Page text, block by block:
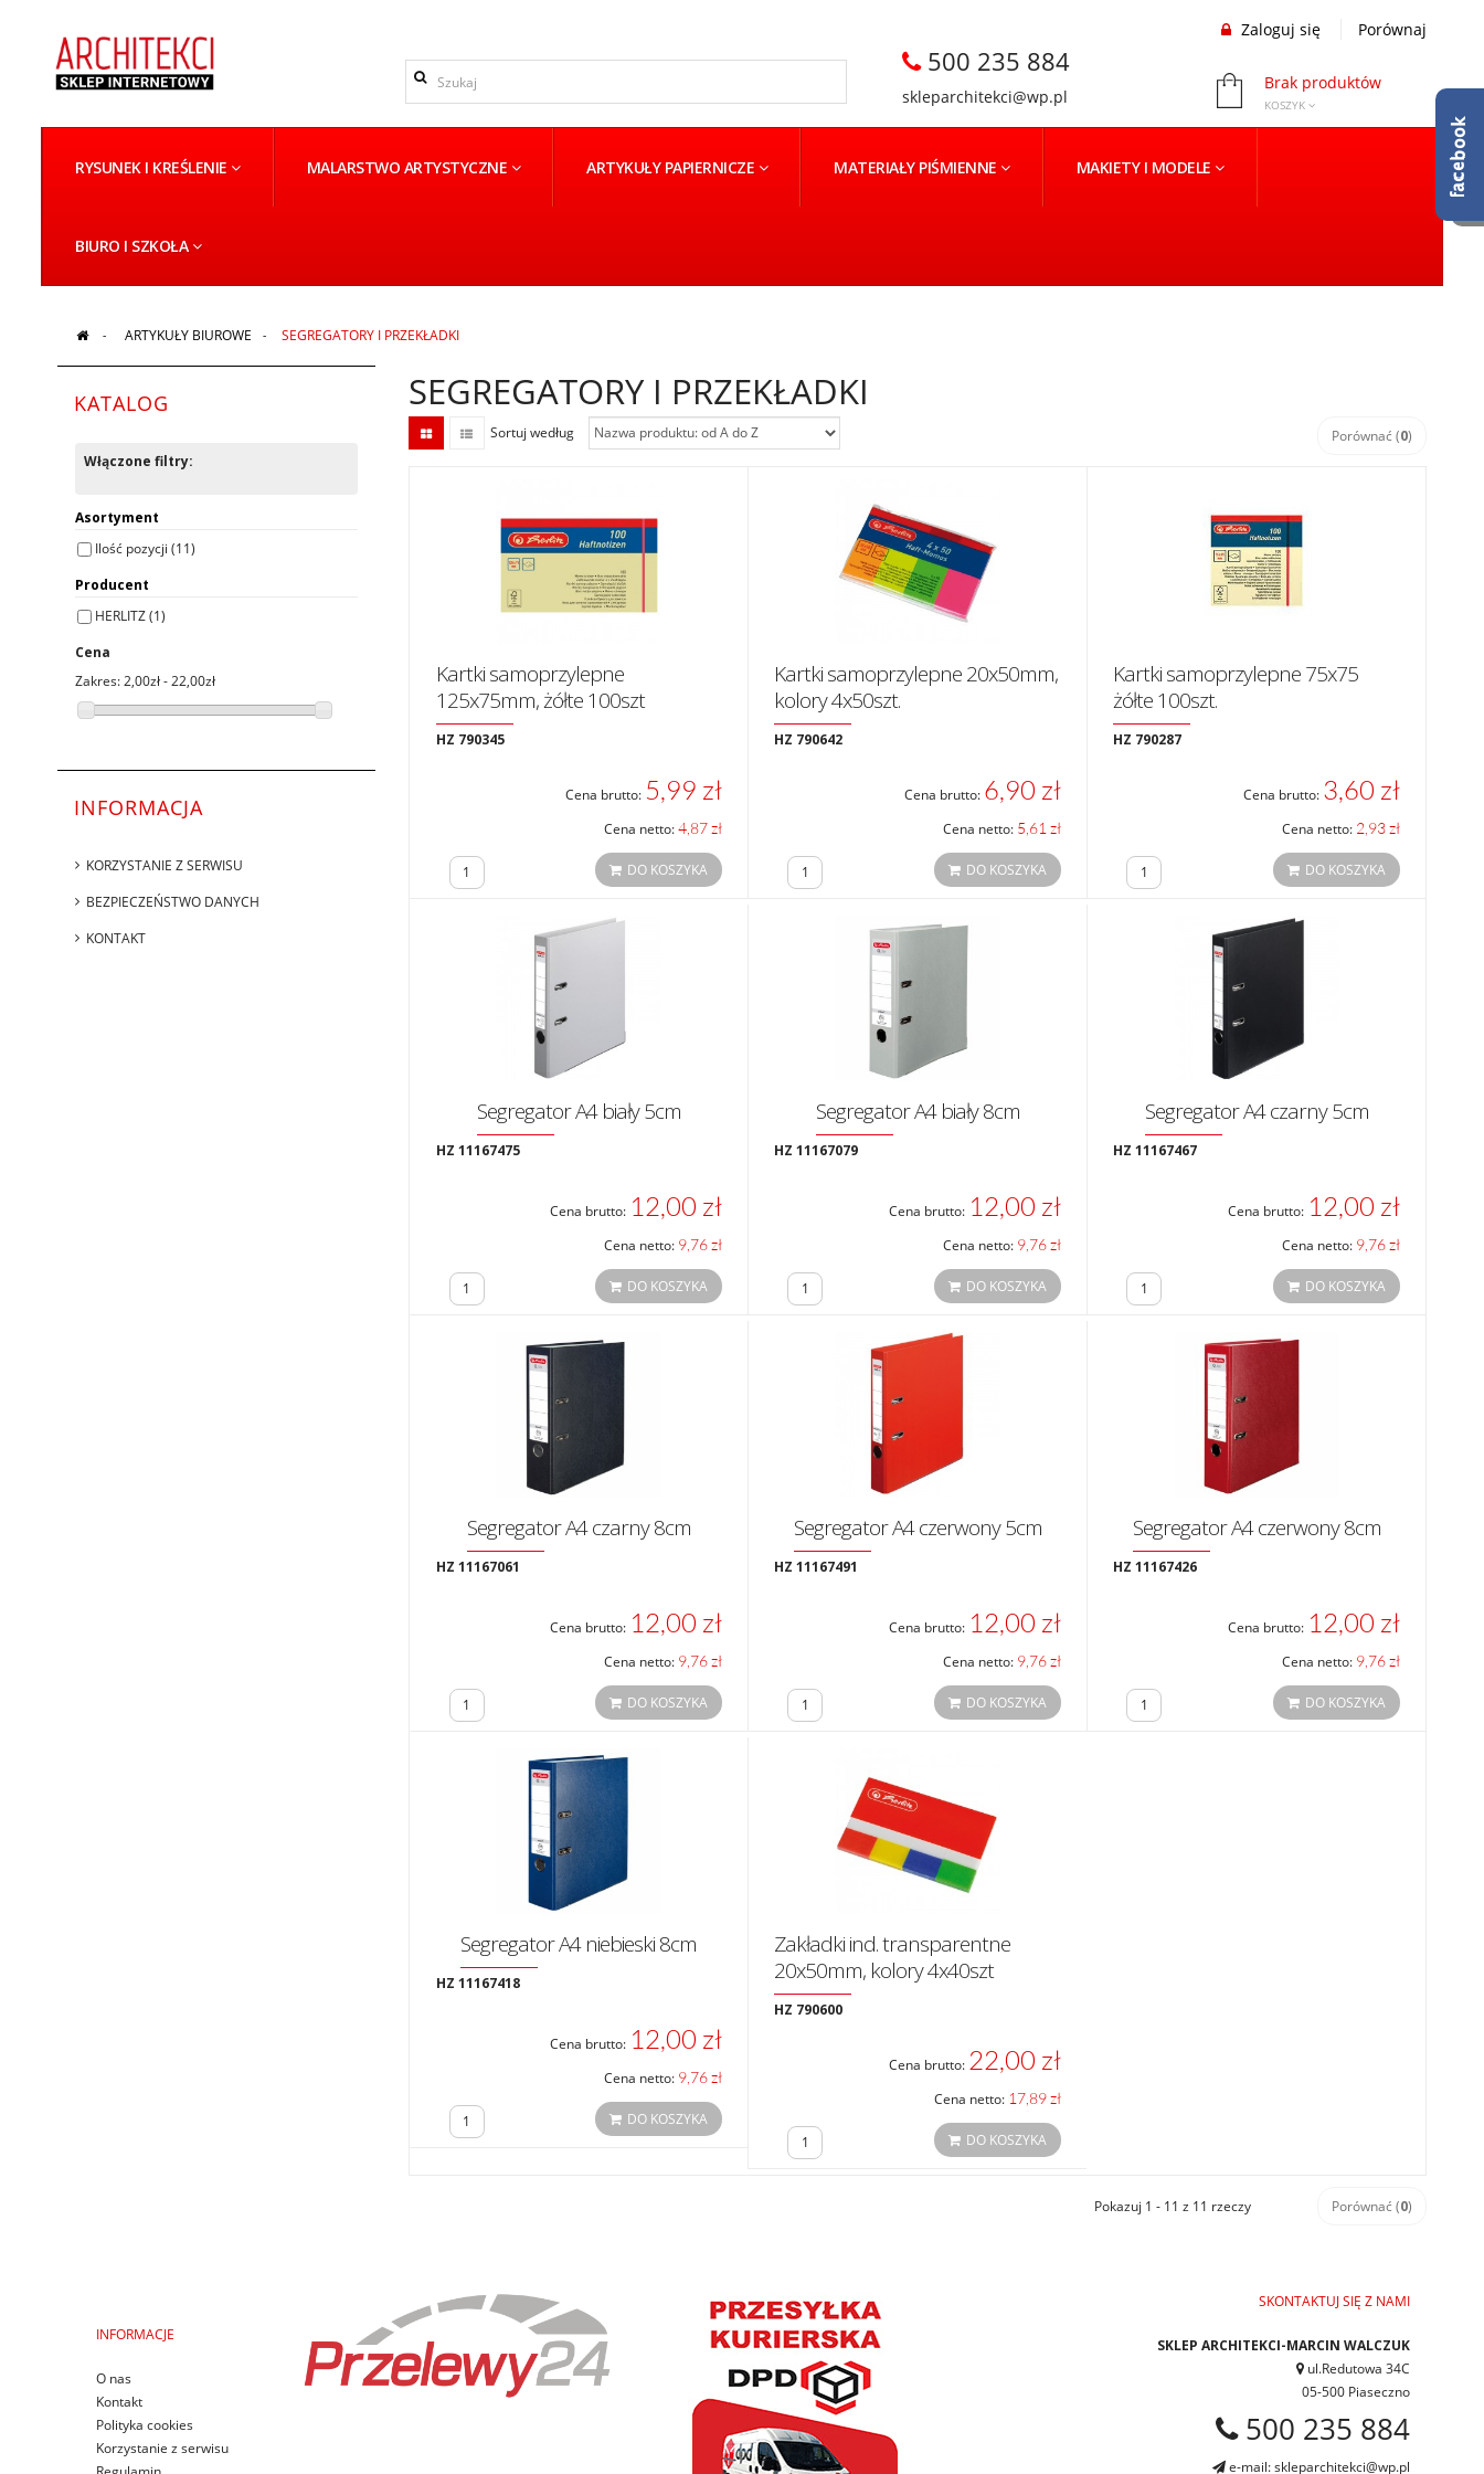
500 235 884
skleparchitekci@wp.pl
Zaloguj się Porównaj
Brak produktów
KOSZYK
RYSUNEK I KREŚLENIE MALARSTWO ARTYSTYCZNE ARTYKUŁY PAPIERNICZE MATERIAŁY PIŚMIENNE MAKIETY I MODELE
BIURO I SZKOŁA
> ARTYKUŁY BIUROWE > SEGREGATORY I PRZEKŁADKI
KATALOG
Włączone filtry:
Asortyment
Ilość pozycji (11)
Producent
HERLITZ(1)
Cena
Zakres:2,00zł - 22,00zł
INFORMACJA
KORZYSTANIE Z SERWISU
BEZPIECZEŃSTWO DANYCH
KONTAKT
SEGREGATORY I PRZEKŁADKI
Sortuj według Porównać (0)
Kartki samoprzylepne
125x75mm, żółte 100szt
HZ 790345
Cena brutto: 5,99 zł
Cena netto:4,87 zł
DO KOSZYKA
Kartki samoprzylepne 20x50mm,
kolory 4x50szt.
HZ 790642
Cena brutto: 6,90 zł
Cena netto: 5,61 zł
DO KOSZYKA
Kartki samoprzylepne 75x75
żółte 100szt.
HZ 790287
Cena brutto: 3,60 zł
Cena netto: 2,93 zł
DO KOSZYKA
Segregator A4 biały 5cm
HZ 11167475
Cena brutto: 12,00 zł
Cena netto: 9,76 zł
DO KOSZYKA
Segregator A4 biały 8cm
HZ 11167079
Cena brutto: 12,00 zł
Cena netto: 9,76 zł
DO KOSZYKA
Segregator A4 czarny 5cm
HZ 11167467
Cena brutto: 12,00 zł
Cena netto: 9,76 zł
DO KOSZYKA
Segregator A4 czarny 8cm
HZ 11167061
Cena brutto: 12,00 zł
Cena netto: 9,76 zł
DO KOSZYKA
Segregator A4 czerwony 5cm
HZ 11167491
Cena brutto: 12,00 zł
Cena netto: 9,76 zł
DO KOSZYKA
Segregator A4 czerwony 8cm
HZ 11167426
Cena brutto: 12,00 zł
Cena netto: 9,76 zł
DO KOSZYKA
Segregator A4 niebieski 8cm
HZ 11167418
Cena brutto: 12,00 zł
Cena netto: 9,76 zł
DO KOSZYKA
Zakładki ind. transparentne
20x50mm, kolory 4x40szt
HZ 790600
Cena brutto: 22,00 zł
Cena netto: 17,89 zł
DO KOSZYKA
Pokazuj 1 - 11 z 11 rzeczy Porównać (0)
INFORMACJE
O nas
Kontakt
Polityka cookies
Korzystanie z serwisu
SKONTAKTUJ SIĘ Z NAMI
SKLEP ARCHITEKCI-MARCIN WALCZUK
ul.Redutowa 34C
05-500 Piaseczno
500 235 884
e-mail: skleparchitekci@wp.pl